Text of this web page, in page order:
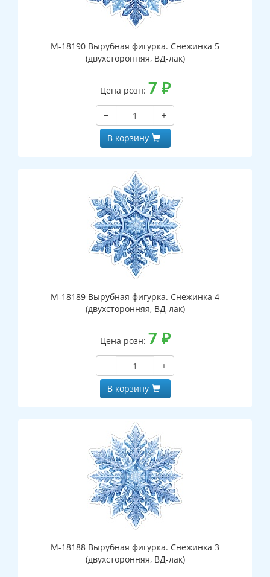
М-18190 Вырубная фигурка. Снежинка 5
(двухсторонняя, ВД-лак)
Цена розн: 7 ₽
−
+
В корзину
М-18189 Вырубная фигурка. Снежинка 4
(двухсторонняя, ВД-лак)
Цена розн: 7 ₽
−
+
В корзину
М-18188 Вырубная фигурка. Снежинка 3
(двухсторонняя, ВД-лак)